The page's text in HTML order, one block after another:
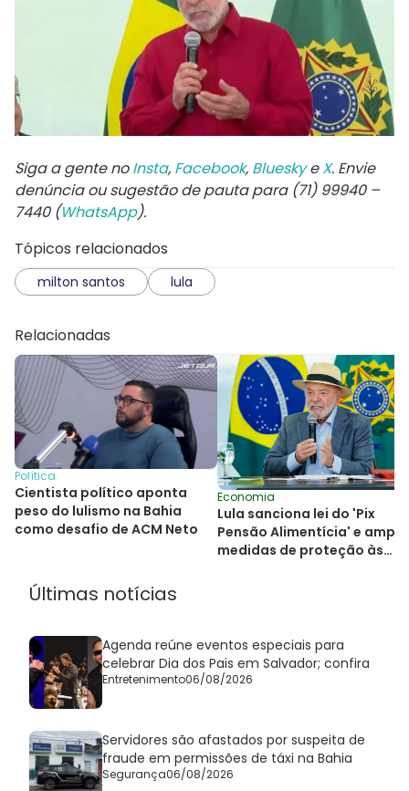
Siga a gente noInsta, Facebook, BlueskyeX. Envie
denúncia ou sugestão de pauta para (71) 99940 –
7440 (WhatsApp).
Tópicos relacionados
milton santos lula
Relacionadas
Política
Cientista político aponta
peso do lulismo na Bahia
como desafio de ACM Neto
Economia
Lula sanciona lei do 'Pix
Pensão Alimentícia' e
medidas de proteção às
Últimas notícias
Agenda reúne eventos especiais para
celebrar Dia dos Pais em Salvador; confira
Entretenimento06/08/2026
Servidores são afastados por suspeita de
fraude em permissões de táxi na Bahia
Segurança06/08/2026